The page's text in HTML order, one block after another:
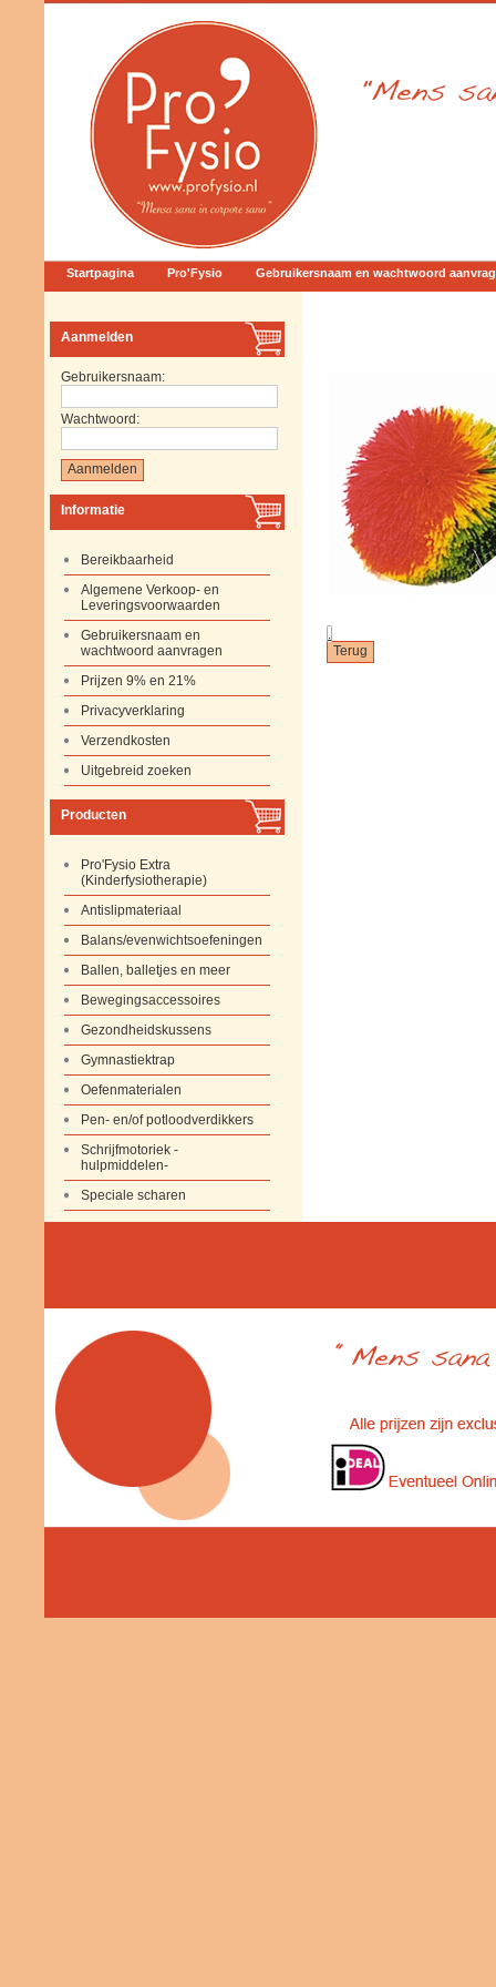
Startpagina Pro'Fysio Gebruikersnaam en wachtwoord
Aanmelden
Gebruikersnaam:
Wachtwoord:
Informatie
Bereikbaarheid
Algemene Verkoop- en
Leveringsvoorwaarden
Gebruikersnaam en
wachtwoord aanvragen
Prijzen 9% en 21%
Privacyverklaring
Verzendkosten
Uitgebreid zoeken
Producten
Pro'Fysio Extra
(Kinderfysiotherapie)
Antislipmateriaal
Balans/evenwichtsoefeningen
Ballen, balletjes en meer
Bewegingsaccessoires
Gezondheidskussens
Gymnastiektrap
Oefenmaterialen
Pen- en/of potloodverdikkers
Schrijfmotoriek -
hulpmiddelen-
Speciale scharen
.